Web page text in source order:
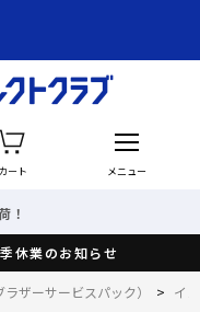
カート メニュー
！
休業のお知らせ
ザーサービスパック） > イ